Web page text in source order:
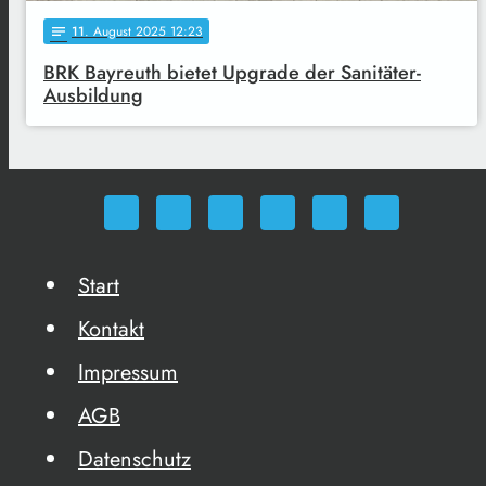
notes 11. August 2025 12:23
BRK Bayreuth bietet Upgrade der Sanitäter-
Ausbildung
Start
Kontakt
Impressum
AGB
Datenschutz